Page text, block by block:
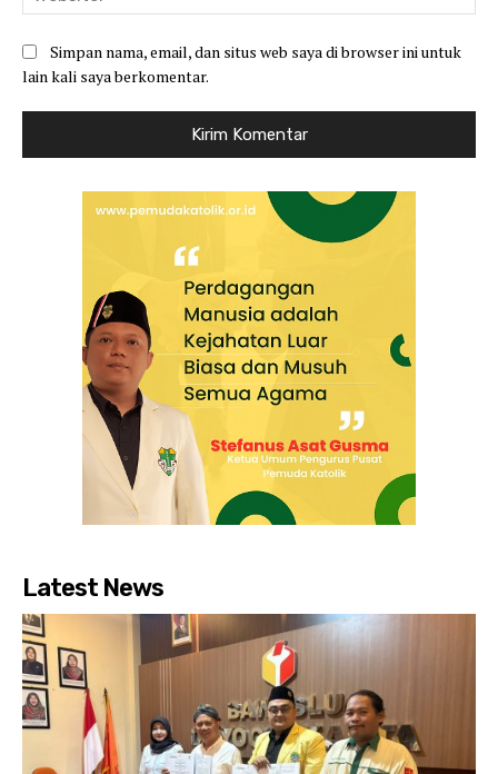
Simpan nama, email, dan situs web saya di browser ini untuk
lain kali saya berkomentar.
Latest News